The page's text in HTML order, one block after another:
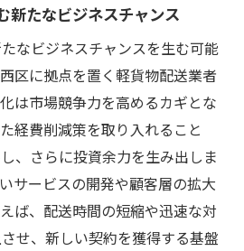
新たなビジネスチャンス
なビジネスチャンスを生む可能
区に拠点を置く軽貨物配送業者
は市場競争力を高めるカギとな
経費削減策を取り入れること
、さらに投資余力を生み出しま
サービスの開発や顧客層の拡大
ば、配送時間の短縮や迅速な対
せ、新しい契約を獲得する基盤